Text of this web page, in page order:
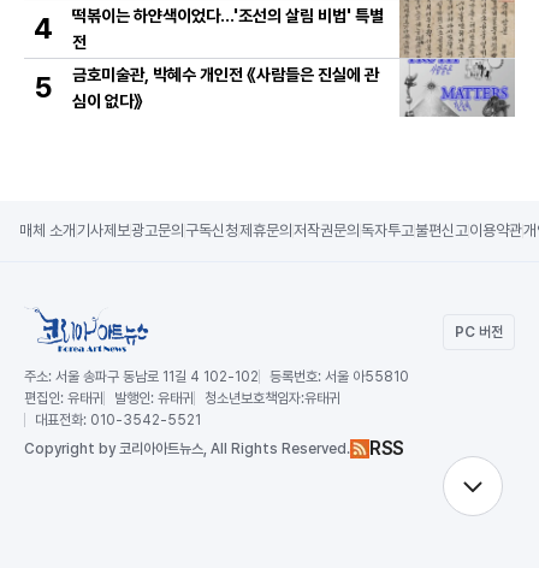
4
떡볶이는 하얀색이었다...'조선의 살림 비법' 특별
전
5
금호미술관, 박혜수 개인전 《사람들은 진실에 관
심이 없다》
매체 소개 기사제보광고문의 구독신청제휴문의 저작권문의 독자투고불편신고이용약관
PC 버전
주소: 서울 송파구 동남로 11길 4 102-102 등록번호: 서울 아55810
편집인: 유태귀 발행인: 유태귀 청소년보호책임자:유태귀
대표전화: 010-3542-5521
Copyright by 코리아아트뉴스, All Rights Reserved. RSS